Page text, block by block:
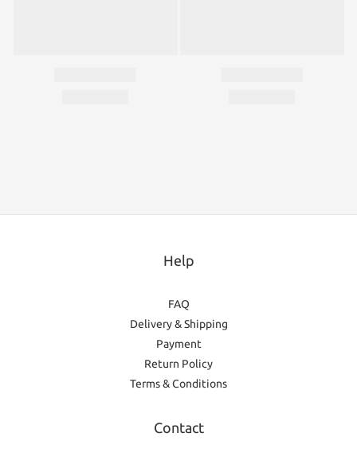
Help
FAQ
Delivery & Shipping
Payment
Return Policy
Terms & Conditions
Contact